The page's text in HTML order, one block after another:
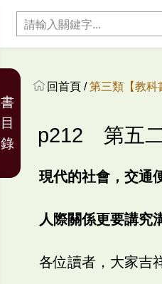
回首頁 /第三類【教科
p212 第五
現代的社會，交通
人際關係更要講究
各位讀者，大家吉
書
目
錄